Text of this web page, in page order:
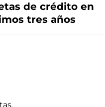
de crédito en
tres años